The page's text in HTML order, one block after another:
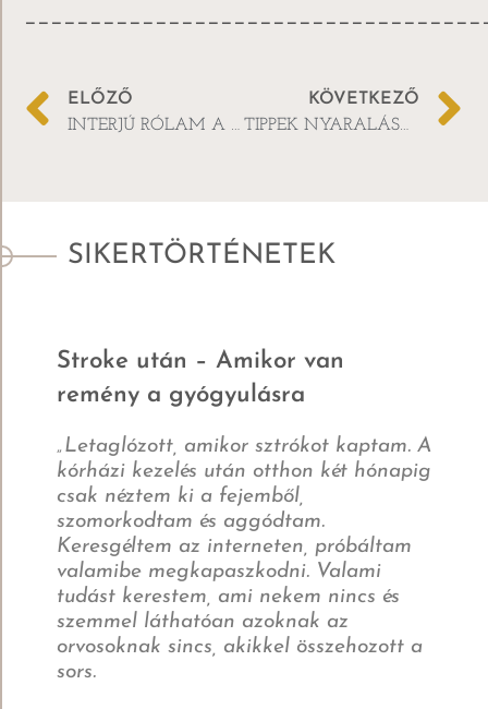
ELŐZŐ
INTERJÚ RÓLAM A METROPOLBAN!
KÖVETKEZŐ
TIPPEK NYARALÁSHOZ – Étkezés a vakáció alatt
SIKERTÖRTÉNETEK
Stroke után – Amikor van
remény a gyógyulásra
„Letaglózott, amikor sztrókot kaptam. A
kórházi kezelés után otthon két hónapig
csak néztem ki a fejemből,
szomorkodtam és aggódtam.
Keresgéltem az interneten, próbáltam
valamibe megkapaszkodni. Valami
tudást kerestem, ami nekem nincs és
szemmel láthatóan azoknak az
orvosoknak sincs, akikkel összehozott a
sors.